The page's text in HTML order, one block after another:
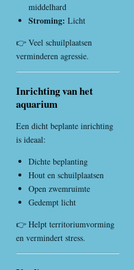
middelhard
Stroming: Licht
👉 Veel schuilplaatsen
verminderen agressie.
Inrichting van het
aquarium
Een dicht beplante inrichting
is ideaal:
Dichte beplanting
Hout en schuilplaatsen
Open zwemruimte
Gedempt licht
👉 Helpt territoriumvorming
en vermindert stress.